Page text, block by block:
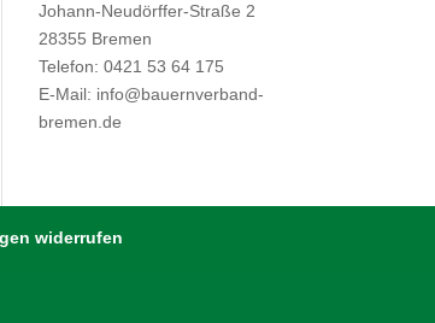
Johann-Neudörffer-Straße 2
28355 Bremen
Telefon: 0421 53 64 175
E-Mail: info@bauernverband-
bremen.de
widerrufen